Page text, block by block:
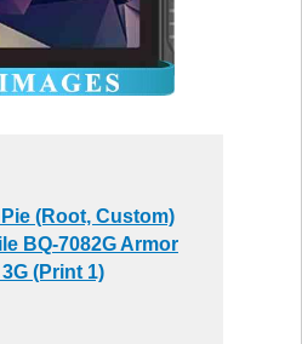
(Root, Custom)
BQ-7082G Armor
(Print 1)